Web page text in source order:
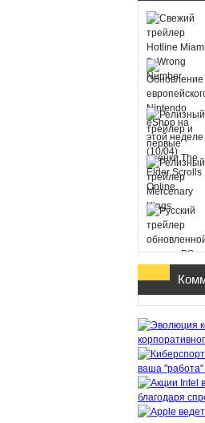
ваша
благодаря